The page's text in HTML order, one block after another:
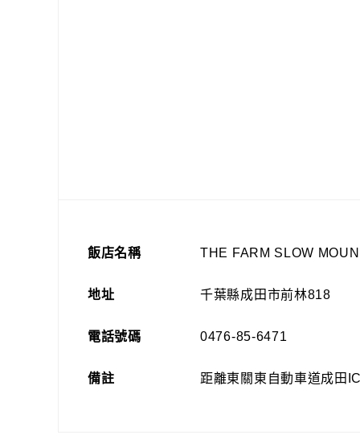
飯店名稱 THE FARM SLOW
地址 千葉縣成田市前林818
電話號碼 0476-85-6471
備註 距離東關東自動車道成田